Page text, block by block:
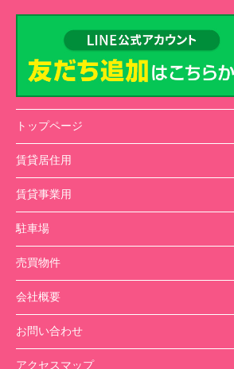
トップページ
賃貸居住用
賃貸事業用
駐車場
売買物件
会社概要
お問い合わせ
アクセスマップ